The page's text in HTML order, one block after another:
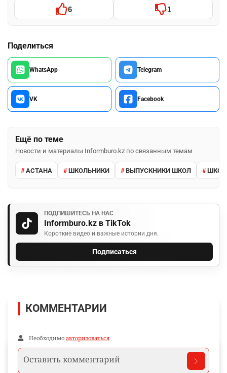
6 1
Поделиться
WhatsApp Telegram
VK Facebook
Ещё по теме
Новости и материалы Informburo.kz по связанным темам
АСТАНА ШКОЛЬНИКИ ВЫПУСКНИКИ ШКОЛ
ПОДПИШИТЕСЬ НА НАС
Informburo.kz в TikTok
Короткие видео и важные истории дня.
Подписаться
КОММЕНТАРИИ
Необходимо авторизоваться